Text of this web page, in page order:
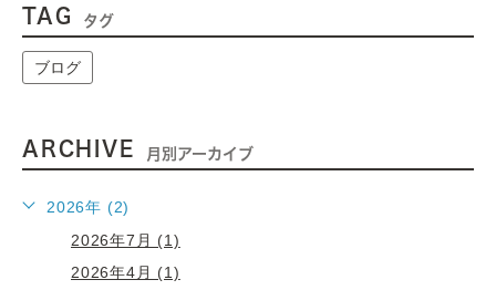
TAG タグ
ブログ
ARCHIVE 月別アーカイブ
2026年 (2)
2026年7月 (1)
2026年4月 (1)